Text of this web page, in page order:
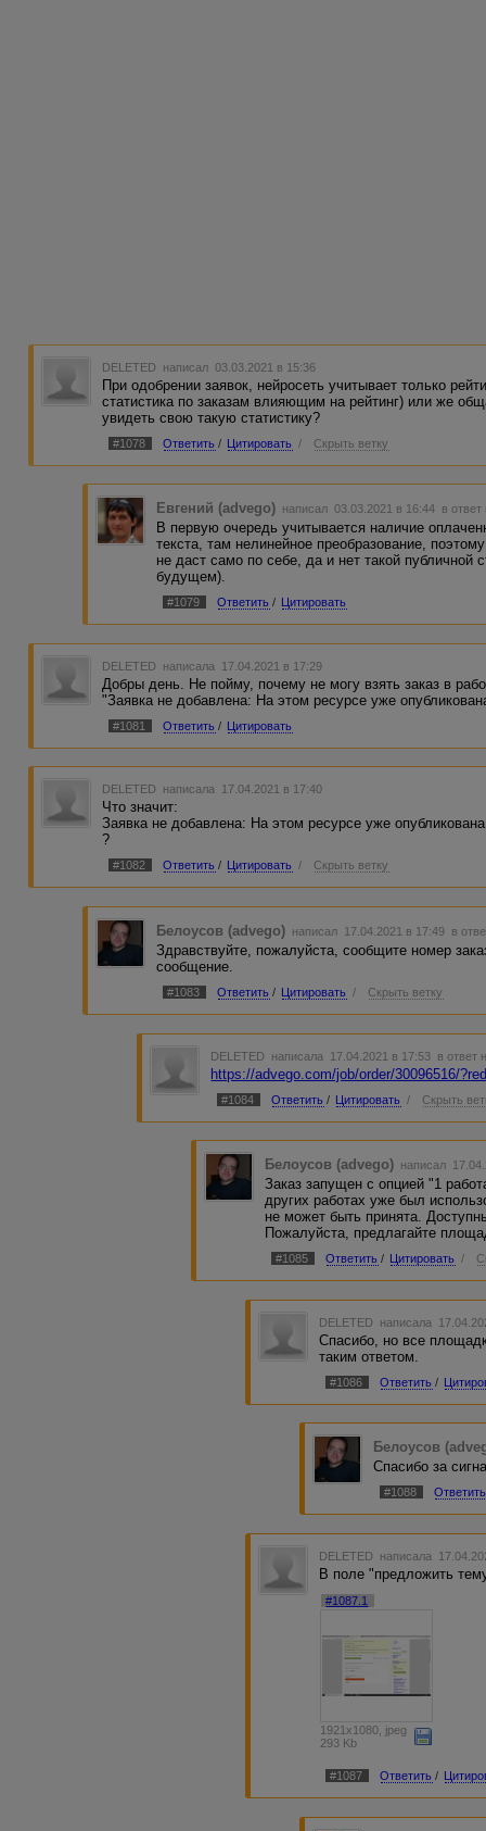
DELETED написал 03.03.2021 в 15:36
При одобрении заявок, нейросеть учитывает только
статистика по заказам влияющим на рейтинг) или же
увидеть свою такую статистику?
#1078 Ответить / Цитировать / Скрыть ветку
Евгений (advego) написал 03.03.2021 в 16:44 в
В первую очередь учитывается наличие
текста, там нелинейное преобразование,
не даст само по себе, да и нет такой публичной
будущем).
#1079 Ответить / Цитировать
DELETED написала 17.04.2021 в 17:29
Добры день. Не пойму, почему не могу взять заказ в
"Заявка не добавлена: На этом ресурсе уже
#1081 Ответить / Цитировать
DELETED написала 17.04.2021 в 17:40
Что значит:
Заявка не добавлена: На этом ресурсе уже
?
#1082 Ответить / Цитировать / Скрыть ветку
Белоусов (advego) написал 17.04.2021 в 17:49 в
Здравствуйте, пожалуйста, сообщите номер
сообщение.
#1083 Ответить / Цитировать / Скрыть ветку
DELETED написала 17.04.2021 в 17:53 в ответ
https://advego.com/job/order/30096516/
#1084 Ответить / Цитировать / Скрыть
Белоусов (advego) написал
Заказ запущен с опцией "1
других работах уже был
не может быть принята.
Пожалуйста, предлагайте
#1085 Ответить / Цитировать /
DELETED написала
Спасибо, но все
таким ответом.
#1086 Ответить /
Белоусов
Спасибо за
#1088 Ответить
DELETED написала
В поле "предложить
#1087.1
1921x1080, jpeg
293 Kb
#1087 Ответить /